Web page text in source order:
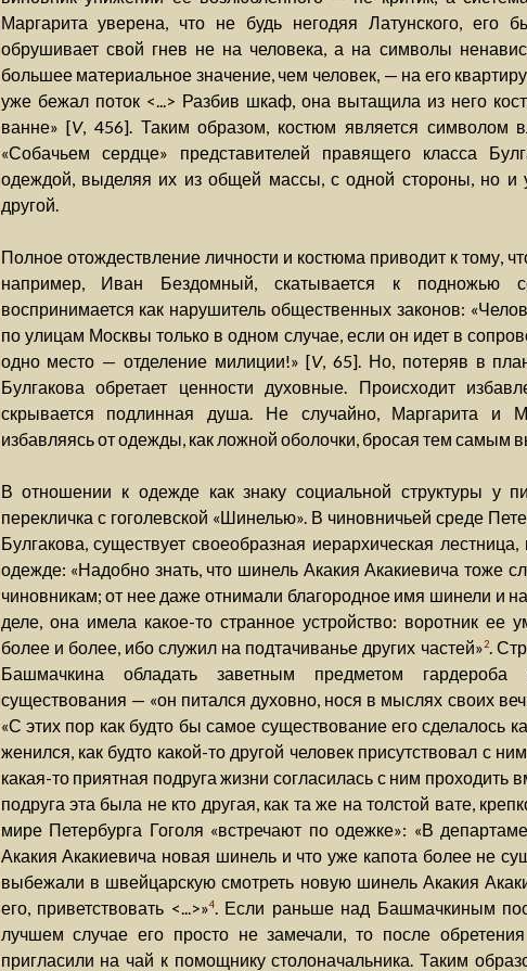
Маргарита уверена, что не будь негодяя Латунского, его
обрушивает свой гнев не на человека, а на символы
большее материальное значение, чем человек, — на его
уже бежал поток <...> Разбив шкаф, она вытащила из него
ванне» [V, 456]. Таким образом, костюм является символом
«Собачьем сердце» представителей правящего класса
одеждой, выделяя их из общей массы, с одной стороны, но и
другой.
Полное отождествление личности и костюма приводит к тому,
например, Иван Бездомный, скатывается к подножью
воспринимается как нарушитель общественных законов:
по улицам Москвы только в одном случае, если он идет в
одно место — отделение милиции!» [V, 65]. Но, потеряв в
Булгакова обретает ценности духовные. Происходит
скрывается подлинная душа. Не случайно, Маргарита и
избавляясь от одежды, как ложной оболочки, бросая тем самым
В отношении к одежде как знаку социальной структуры у
перекличка с гоголевской «Шинелью». В чиновничьей среде
Булгакова, существует своеобразная иерархическая
одежде: «Надобно знать, что шинель Акакия Акакиевича тоже
чиновникам; от нее даже отнимали благородное имя шинели и
деле, она имела какое-то странное устройство: воротник
более и более, ибо служил на подтачиванье других частей»2.
Башмачкина обладать заветным предметом гардероба
существования — «он питался духовно, нося в мыслях своих
«С этих пор как будто бы самое существование его сделалось
женился, как будто какой-то другой человек присутствовал с
какая-то приятная подруга жизни согласилась с ним проходить
подруга эта была не кто другая, как та же на толстой вате,
мире Петербурга Гоголя «встречают по одежке»: «В
Акакия Акакиевича новая шинель и что уже капота более не
выбежали в швейцарскую смотреть новую шинель Акакия
его, приветствовать <...>»4. Если раньше над Башмачкиным
лучшем случае его просто не замечали, то после
пригласили на чай к помощнику столоначальника. Таким